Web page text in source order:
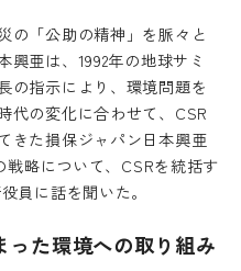
の「公助の精神」を脈々と
亜は、1992年の地球サミ
の指示により、環境問題を
代の変化に合わせて、CSR
きた損保ジャパン日本興亜
略について、CSRを統括す
員に話を聞いた。
った環境への取り組み